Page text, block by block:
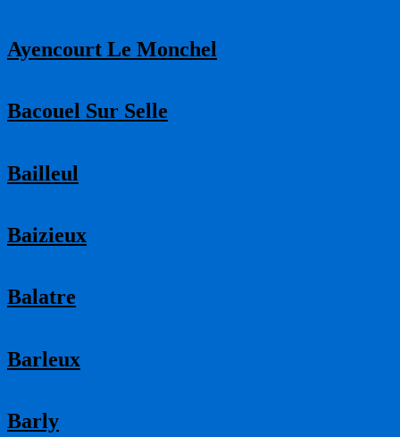
Ayencourt Le Monchel
Bacouel Sur Selle
Bailleul
Baizieux
Balatre
Barleux
Barly